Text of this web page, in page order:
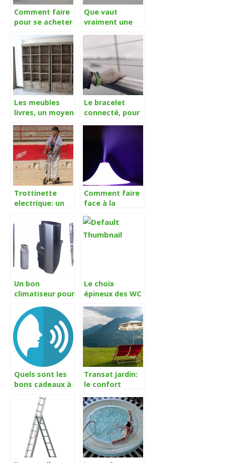
Comment faire
pour se acheter
électrique ?
Que vaut
vraiment une
dans votre
d’explorateur ?
Les meubles
livres, un moyen
efficace
Le bracelet
connecté, pour
activité
quotidienne
sans stress
Trottinette
electrique: un
tous les jours
Comment faire
face à la
accablante de
l’été avec
Un bon
climatiseur pour
maison
Le choix
épineux des WC
maison,
comment faire
?
Quels sont les
bons cadeaux à
fêtes ?
Transat jardin:
le confort
passer de bons
moments